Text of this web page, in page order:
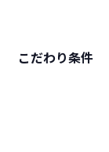
こだわり条件